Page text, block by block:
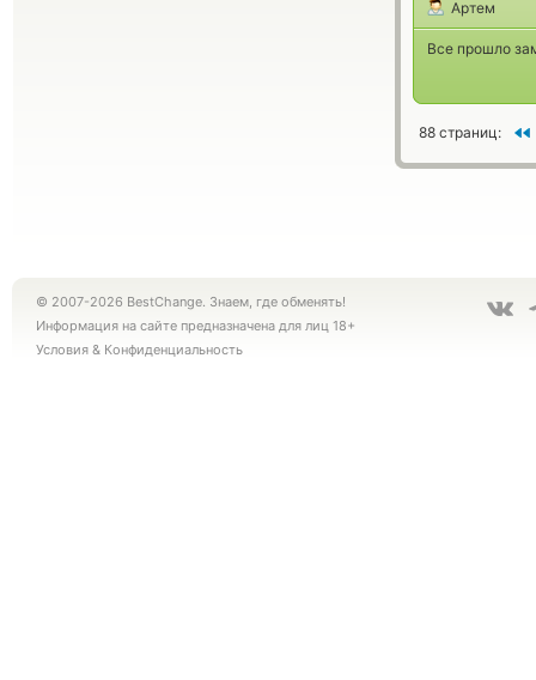
Артем
Все прошло
88 страниц:
© 2007-2026 BestChange. Знаем, где обменять!
Информация на сайте предназначена для лиц 18+
Условия & Конфиденциальность